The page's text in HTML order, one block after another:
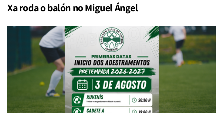
Xa roda o balón no Miguel Ángel